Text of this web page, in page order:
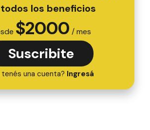
los beneficios
$2000 / mes
Suscribite
tenés una cuenta? Ingresá